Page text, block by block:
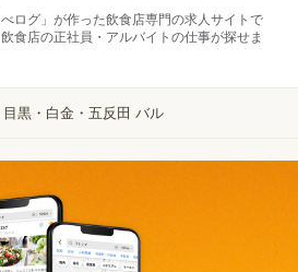
べログ」が作った飲食店専門の求人サイトで
食店の正社員・アルバイトの仕事が探せま
目黒・白金・五反田 バル